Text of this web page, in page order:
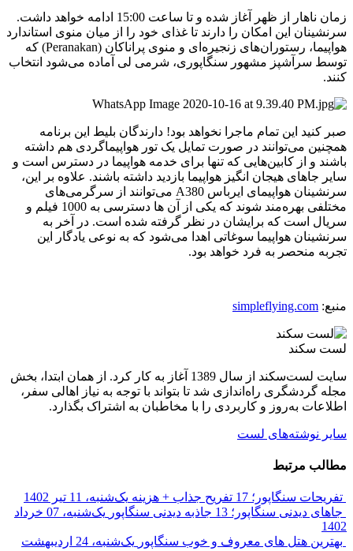
زمان ناهار از ظهر آغاز شده و تا ساعت 15:00 ادامه خواهد داشت.
سرنشینان این امکان را دارند تا غذای خود را از میان منوی استاندارد
هواپیما، رستوران‌های زنجیره‌ای و منوی پراناکان (Peranakan) که
توسط سرآشپز مشهور سنگاپوری، شرمی لی آماده می‌شود انتخاب
کنند.
صبر کنید این تمام ماجرا نخواهد بود! دارندگان بلیط این برنامه
همچنین می‌توانند در صورت تمایل یک تور هواپیماگردی هم داشته
باشند و از کابین‌هایی که تنها برای خدمه هواپیما در دسترس است و
سایر جاهای هیجان انگیز هواپیما بازدید داشته باشند. علاوه بر این،
سرنشینان هواپیمای ایرباس A380 می‌توانند از سرگرمی‌های
مختلفی بهره‌مند شوند که یکی از آن ها دسترسی به 1000 فیلم و
سریال است که برایشان در نظر گرفته شده است. در آخر به
سرنشینان هواپیما سوغاتی اهدا می‌شود که به نوعی یادگار این
تجربه منحصر به فرد خواهد بود.
منبع: simpleflying.com
لست سکند
سایت لست‌سکند از سال 1389 آغاز به کار کرد. از همان ابتدا، بخش
مجله گردشگری راه‌اندازی شد تا بتواند با توجه به نیاز اهالی سفر،
اطلاعات به‌روز و کاربردی را با مخاطبان به اشتراک بگذارد.
سایر نوشته‌های لست
مطالب مرتبط
تفریحات سنگاپور؛ 17 تفریح جذاب + هزینه
یک‌شنبه، 11 تیر 1402
جاهای دیدنی سنگاپور؛ 13 جاذبه دیدنی سنگاپور
یک‌شنبه، 07 خرداد
1402
بهترین هتل های معروف و خوب سنگاپور
یک‌شنبه، 24 اردیبهشت